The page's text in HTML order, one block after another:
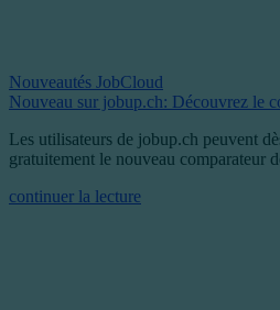
Nouveautés JobCloud
Nouveau sur jobup.ch: Découvrez le
Les utilisateurs de jobup.ch peuvent
gratuitement le nouveau comparateur
continuer la lecture